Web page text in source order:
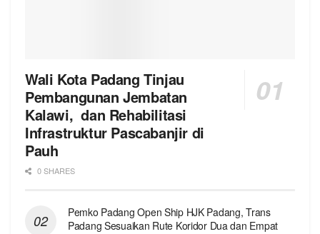
Wali Kota Padang Tinjau
Pembangunan Jembatan
Kalawi, dan Rehabilitasi
Infrastruktur Pascabanjir di
Pauh
0 SHARES
Pemko Padang Open Ship HJK Padang, Trans
Padang Sesuaikan Rute Koridor Dua dan Empat